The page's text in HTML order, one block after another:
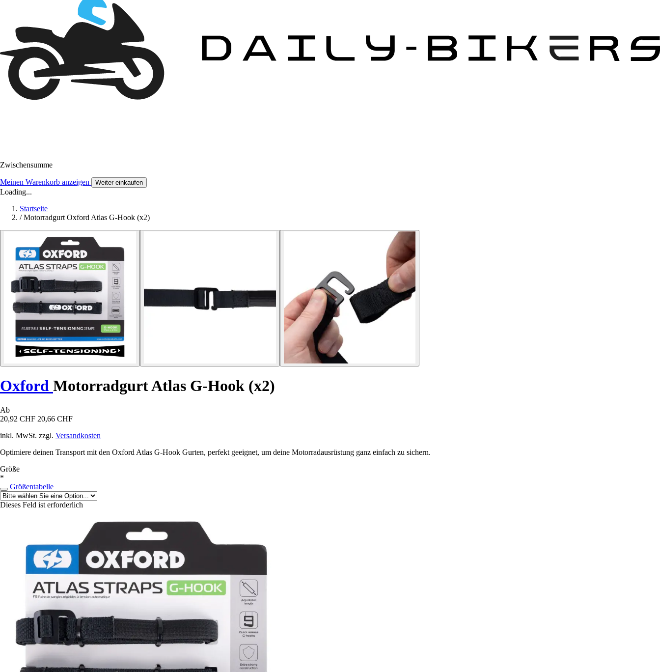
Zwischensumme
Meinen Warenkorb anzeigen Weiter einkaufen
Loading...
Startseite
/ Motorradgurt Oxford Atlas G-Hook (x2)
Oxford Motorradgurt Atlas G-Hook (x2)
Ab
20,92 CHF 20,66 CHF
inkl. MwSt. zzgl. Versandkosten
Optimiere deinen Transport mit den Oxford Atlas G-Hook Gurten, perfekt geeignet, um deine Motorradausrüstung ganz einfach zu sichern.
Größe
*
Größentabelle
Dieses Feld ist erforderlich